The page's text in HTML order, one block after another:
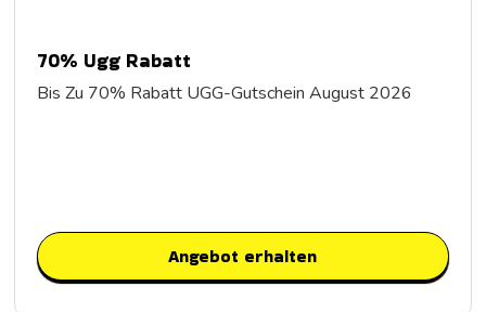
70% Ugg Rabatt
Bis Zu 70% Rabatt UGG-Gutschein August 2026
Angebot erhalten